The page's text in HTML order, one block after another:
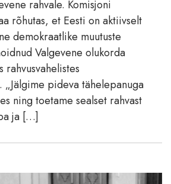
rahvale. Komisjoni
rõhutas, et Eesti on aktiivselt
demokraatlike muutuste
Valgevene olukorda
rahvusvahelistes
„Jälgime pideva tähelepanuga
ning toetame sealset rahvast
ja […]